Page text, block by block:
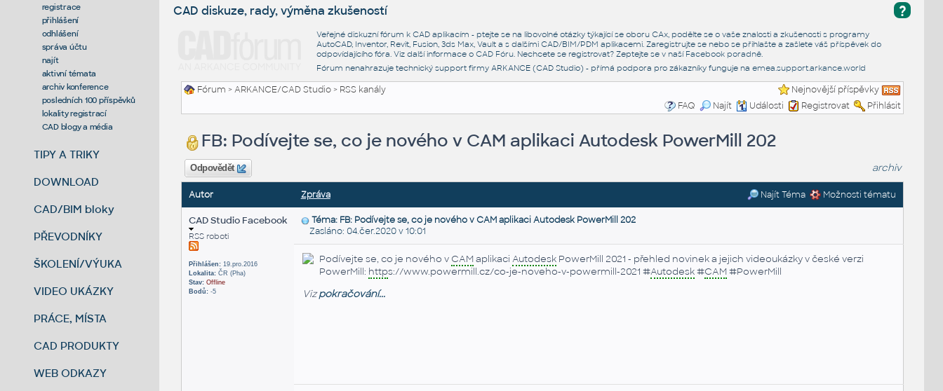
registrace
přihlášení
odhlášení
správa účtu
najít
aktivní témata
archiv konference
posledních 100 příspěvků
lokality registrací
CAD blogy a média
TIPY A TRIKY
DOWNLOAD
CAD/BIM bloky
PŘEVODNÍKY
ŠKOLENÍ/VÝUKA
VIDEO UKÁZKY
PRÁCE, MÍSTA
CAD PRODUKTY
WEB ODKAZY
?
CAD diskuze, rady, výměna zkušeností
Veřejné diskuzní fórum k CAD aplikacím - ptejte se na libovolné otázky týkající se oboru CAx, podělte se o vaše znalosti a zkušenosti s programy
AutoCAD, Inventor, Revit, Fusion, 3ds Max, Vault a s dalšími CAD/BIM/PDM aplikacemi. Zaregistrujte se nebo se přihlašte a zašlete váš příspěvek do
odpovídajícího fóra. Viz další informace o CAD Fóru. Nechcete se registrovat? Zeptejte se v naší Facebook poradně.
Fórum nenahrazuje technický support firmy ARKANCE (CAD Studio) - přímá podpora pro zákazníky funguje na emea.support.arkance.world
Fórum >ARKANCE/CAD Studio> RSS kanály
Nejnovější příspěvky
FAQ
Najít Události Registrovat Přihlásit
FB: Podívejte se, co je nového v CAM aplikaci Autodesk PowerMill 202
Odpovědět archiv
Autor Zpráva Najít Téma Možnosti tématu
CAD Studio Facebook
RSS roboti
Přihlášen:19.pro.2016
Lokalita:ČR (Pha)
Stav: Offline
Bodů:-5
Téma: FB: Podívejte se, co je nového v CAM aplikaci Autodesk PowerMill 202
Zasláno: 04.čer.2020 v 10:01
Podívejte se, co je nového v CAMaplikaci AutodeskPowerMill 2021 - přehled novinek a jejich videoukázky v české verzi
PowerMill: https://www.powermill.cz/co-je-noveho-v-powermill-2021 #Autodesk#CAM#PowerMill
Vizpokračování...